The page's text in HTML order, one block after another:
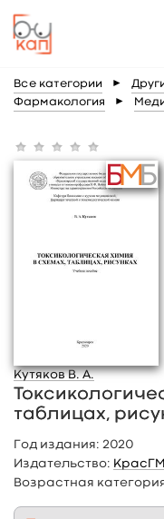
Все категории ►
Фармакология ►
Кутяков В. А.
таблицах,
Год издания: 2020
Издательство:
Возрастная